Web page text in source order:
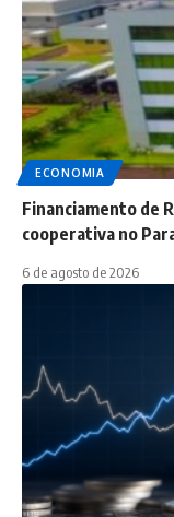
ECONOMIA
Financiamento de
cooperativa no
6 de agosto de 2026